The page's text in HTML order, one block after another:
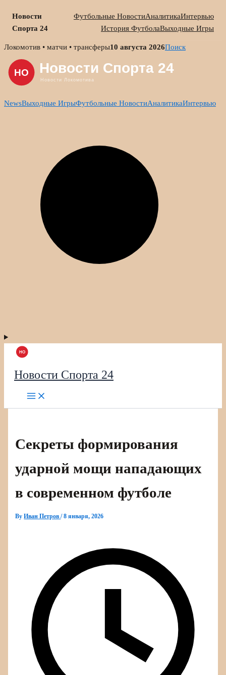
Новости
Спорта 24
Футбольные НовостиАналитикаИнтервью
История ФутболаВыходные Игры
Skip
content
Локомотив • матчи • трансферы10 августа 2026Поиск
NewsВыходные ИгрыФутбольные НовостиАналитикаИнтервью
Новости Спорта 24
Секреты формирования
ударной мощи нападающих
в современном футболе
ByИван Петров/8 января, 2026